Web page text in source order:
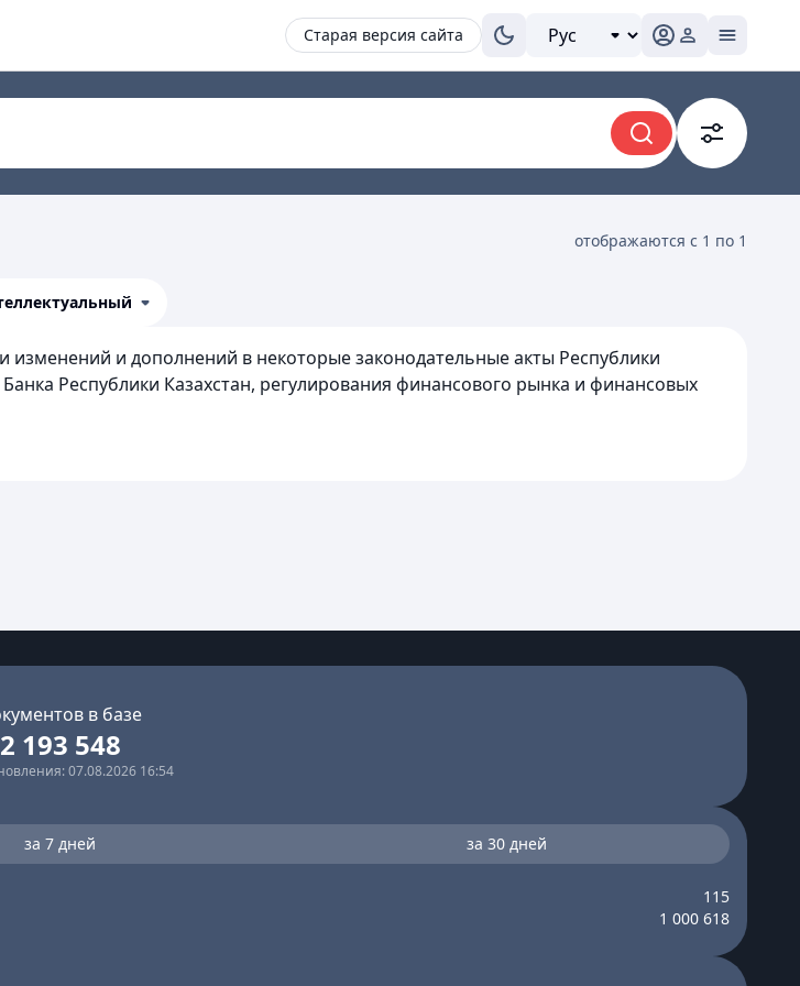
Старая версия сайта
отображаются с 1 по 1
изменений и дополнений в некоторые законодательные акты Республики
Республики Казахстан, регулирования финансового рынка и финансовых
в базе
2 193 548
07.08.2026 16:54
за 7 дней за 30 дней
115
1 000 618